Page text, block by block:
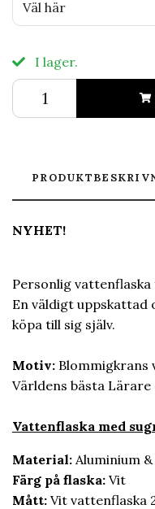
Väl här
I lager.
NYHET!
Personlig
En väldigt
köpa till sig själv.
Motiv: Blommigkrans
Världens bästa Lärare
Vattenflaska med
Material: Aluminium
Färg på flaska: Vit
Mått: Vit vattenflaska